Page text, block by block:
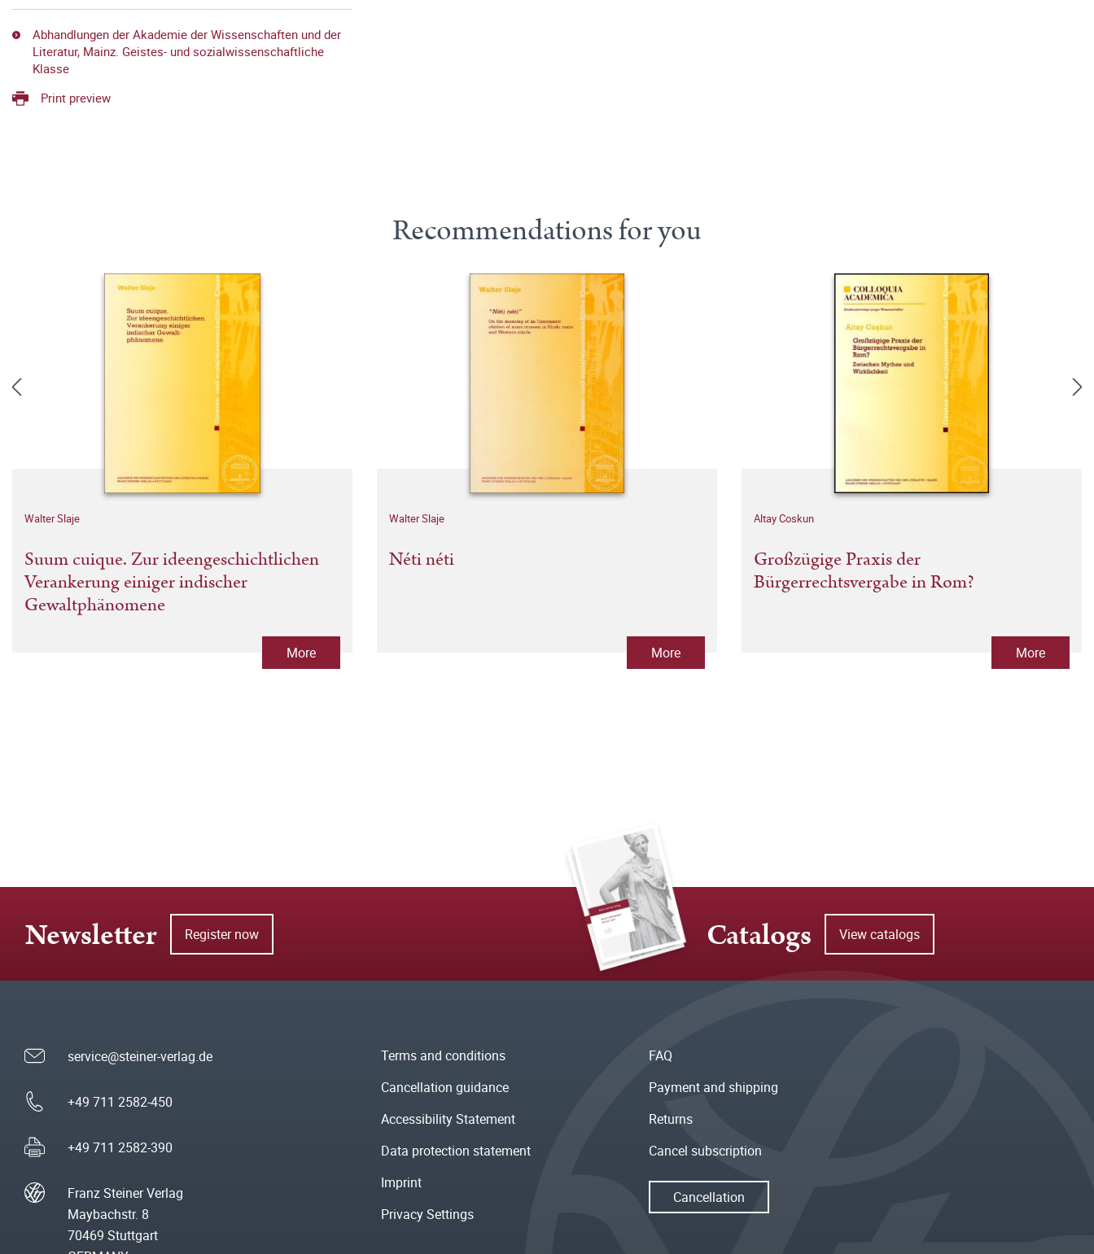
Abhandlungen der Akademie der Wissenschaften und der
Literatur, Mainz. Geistes- und sozialwissenschaftliche
Klasse
Print preview
Recommendations for you
Walter Slaje
Suum cuique. Zur ideengeschichtlichen
Verankerung einiger indischer
Gewaltphänomene
More
Walter Slaje
Néti néti
More
Altay Coskun
Großzügige Praxis der
Bürgerrechtsvergabe in Rom?
More
Newsletter Register now Catalogs View catalogs
service@steiner-verlag.de
+49 711 2582-450
+49 711 2582-390
Franz Steiner Verlag
Maybachstr. 8
70469 Stuttgart
Terms and conditions
Cancellation guidance
Accessibility Statement
Data protection statement
Imprint
Privacy Settings
FAQ
Payment and shipping
Returns
Cancel subscription
Cancellation